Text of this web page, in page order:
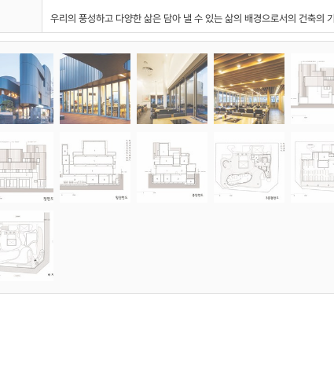
우리의 풍성하고 다양한 삶은 담아 낼 수 있는 삶의 배경으로서의 건축의